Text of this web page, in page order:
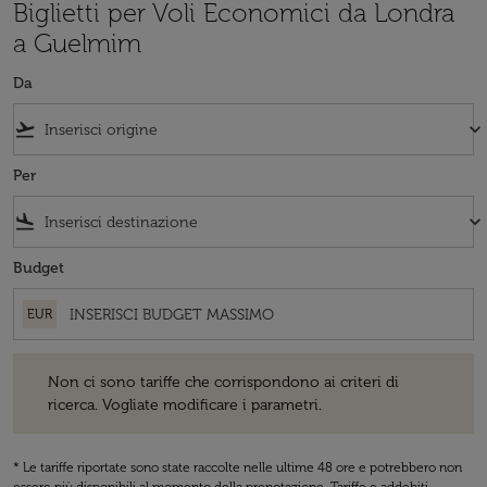
Biglietti per Voli Economici da Londra
a Guelmim
Da
flight_takeoff keyboard_arrow_down
Per
flight_land keyboard_arrow_down
Budget
EUR
Non ci sono tariffe che corrispondono ai criteri di
ricerca. Vogliate modificare i parametri.
* Le tariffe riportate sono state raccolte nelle ultime 48 ore e potrebbero non